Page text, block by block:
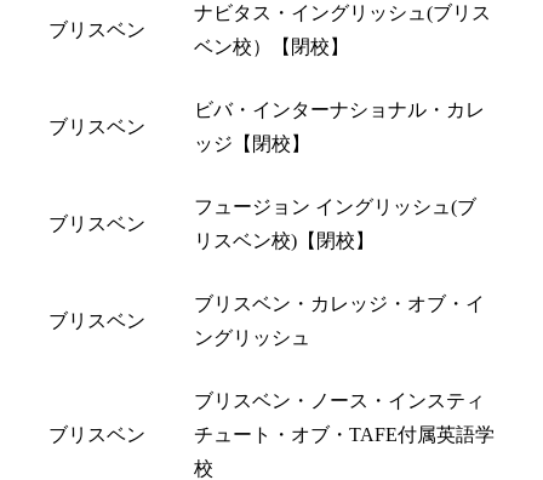
ブリスベン
ナビタス・イングリッシュ(ブリス
ベン校）【閉校】
ブリスベン
ビバ・インターナショナル・カレ
ッジ【閉校】
ブリスベン
フュージョン イングリッシュ(ブ
リスベン校)【閉校】
ブリスベン
ブリスベン・カレッジ・オブ・イ
ングリッシュ
ブリスベン
ブリスベン・ノース・インスティ
チュート・オブ・TAFE付属英語学
校